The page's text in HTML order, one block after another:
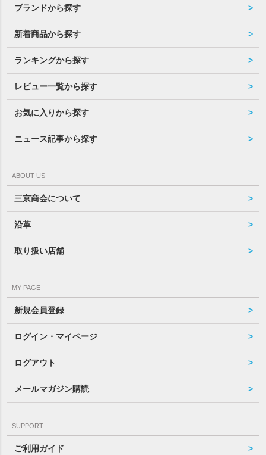
ブランドから探す
新着商品から探す
ランキングから探す
レビュー一覧から探す
お気に入りから探す
ニュース記事から探す
ABOUT US
三京商会について
沿革
取り扱い店舗
MY PAGE
新規会員登録
ログイン・マイページ
ログアウト
メールマガジン購読
SUPPORT
ご利用ガイド